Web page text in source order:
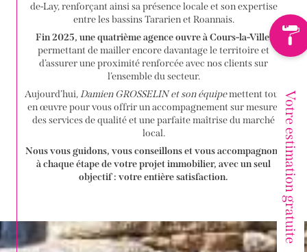
Votre estimation gratuite
de-Lay, renforçant ainsi sa présence locale et son expertise
entre les bassins Tararien et Roannais.
Fin 2025, une quatrième agence ouvre à Cours-la-Ville,
permettant de mailler encore davantage le territoire et
d’assurer une proximité renforcée avec nos clients sur
l’ensemble du secteur.
Aujourd’hui,Damien GROSSELIN et son équipemettent tout
en œuvre pour vous offrir un accompagnement sur mesure,
des services de qualité et une parfaite maîtrise du marché
local.
Nous vous guidons, vous conseillons et vous accompagnons
à chaque étape de votre projet immobilier, avec un seul
objectif : votre entière satisfaction.